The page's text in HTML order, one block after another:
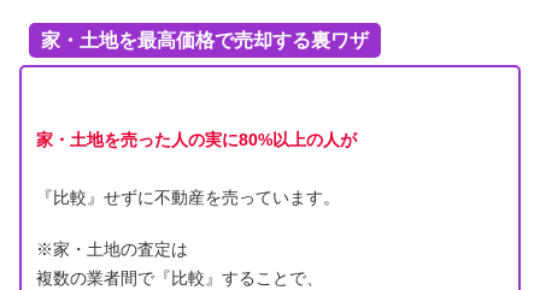
家・土地を最高価格で売却する裏ワザ
家・土地を売った人の実に80%以上の人が
『比較』せずに不動産を売っています。
※家・土地の査定は
複数の業者間で『比較』することで、